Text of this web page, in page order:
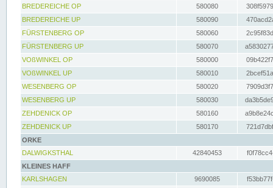
BREDEREICHE OP
580080
BREDEREICHE UP
580090
FÜRSTENBERG OP
580060
FÜRSTENBERG UP
580070
VOßWINKEL OP
580000
VOßWINKEL UP
580010
WESENBERG OP
580020
WESENBERG UP
580030
ZEHDENICK OP
580160
ZEHDENICK UP
580170
ORKE
DALWIGKSTHAL
42840453
KLEINES HAFF
KARLSHAGEN
9690085